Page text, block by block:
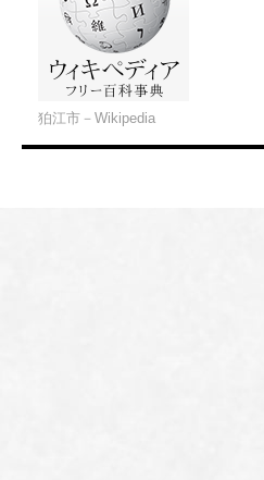
狛江市－Wikipedia